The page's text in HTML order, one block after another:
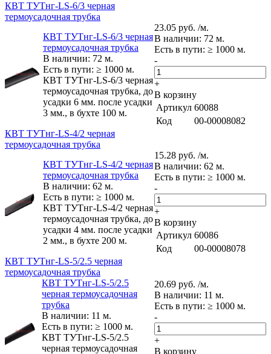
КВТ ТУТнг-LS-6/3 черная
термоусадочная трубка
КВТ ТУТнг-LS-6/3 черная
термоусадочная трубка
В наличии: 72 м.
Есть в пути: ≥ 1000 м.
КВТ ТУТнг-LS-6/3 черная
термоусадочная трубка, до
усадки 6 мм. после усадки
3 мм., в бухте 100 м.
23.05 руб. /м.
В наличии: 72 м.
Есть в пути: ≥ 1000 м.
-
+
В корзину
Артикул 60088
Код
00-00008082
КВТ ТУТнг-LS-4/2 черная
термоусадочная трубка
КВТ ТУТнг-LS-4/2 черная
термоусадочная трубка
В наличии: 62 м.
Есть в пути: ≥ 1000 м.
КВТ ТУТнг-LS-4/2 черная
термоусадочная трубка, до
усадки 4 мм. после усадки
2 мм., в бухте 200 м.
15.28 руб. /м.
В наличии: 62 м.
Есть в пути: ≥ 1000 м.
-
+
В корзину
Артикул 60086
Код
00-00008078
КВТ ТУТнг-LS-5/2.5 черная
термоусадочная трубка
КВТ ТУТнг-LS-5/2.5
черная термоусадочная
трубка
В наличии: 11 м.
Есть в пути: ≥ 1000 м.
КВТ ТУТнг-LS-5/2.5
черная термоусадочная
20.69 руб. /м.
В наличии: 11 м.
Есть в пути: ≥ 1000 м.
-
+
В корзину